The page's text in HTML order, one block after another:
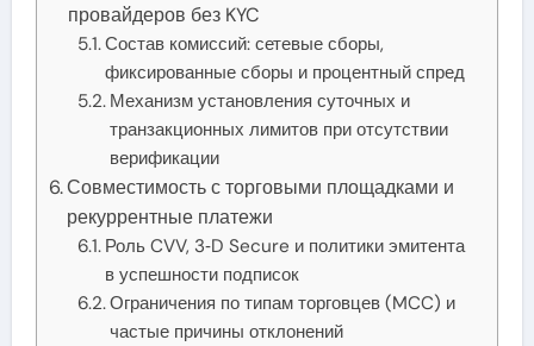
провайдеров без KYC
Состав комиссий: сетевые сборы,
фиксированные сборы и процентный спред
Механизм установления суточных и
транзакционных лимитов при отсутствии
верификации
Совместимость с торговыми площадками и
рекуррентные платежи
Роль CVV, 3‑D Secure и политики эмитента
в успешности подписок
Ограничения по типам торговцев (MCC) и
частые причины отклонений